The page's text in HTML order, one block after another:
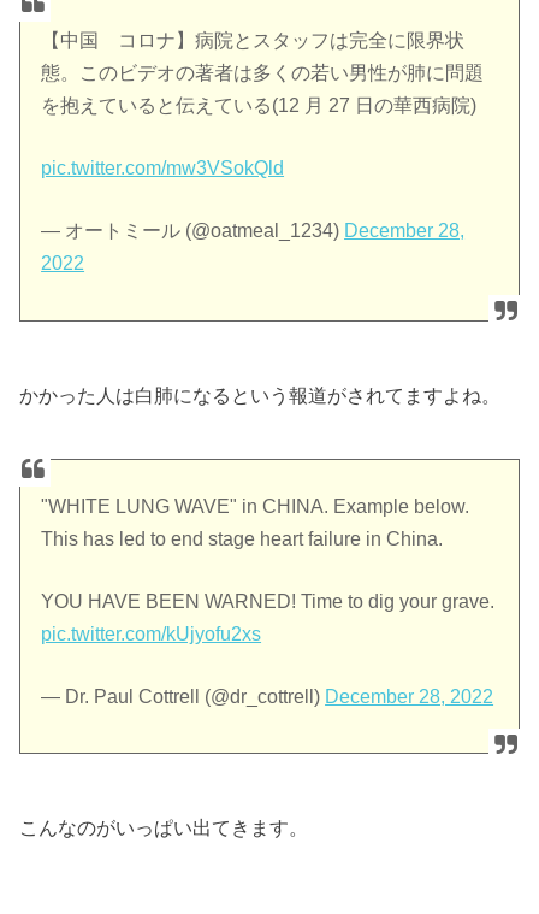
【中国 コロナ】病院とスタッフは完全に限界状
態。このビデオの著者は多くの若い男性が肺に問題
を抱えていると伝えている(12 月 27 日の華西病院)
pic.twitter.com/mw3VSokQld
— オートミール (@oatmeal_1234) December 28,
2022
かかった人は白肺になるという報道がされてますよね。
"WHITE LUNG WAVE" in CHINA. Example below.
This has led to end stage heart failure in China.
YOU HAVE BEEN WARNED! Time to dig your grave.
pic.twitter.com/kUjyofu2xs
— Dr. Paul Cottrell (@dr_cottrell) December 28, 2022
こんなのがいっぱい出てきます。